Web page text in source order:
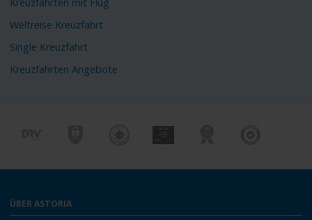
Kreuzfahrten mit Flug
Weltreise Kreuzfahrt
Single Kreuzfahrt
Kreuzfahrten Angebote
ÜBER ASTORIA